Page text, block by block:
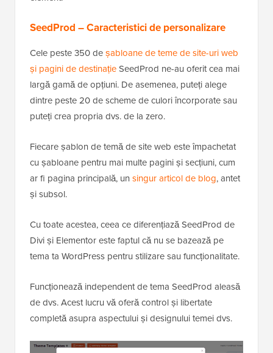
SeedProd – Caracteristici de personalizare
Cele peste 350 deșabloane de teme de site-uri web
și pagini de destinațieSeedProd ne-au oferit cea mai
largă gamă de opțiuni. De asemenea, puteți alege
dintre peste 20 de scheme de culori încorporate sau
puteți crea propria dvs. de la zero.
Fiecare șablon de temă de site web este împachetat
cu șabloane pentru mai multe pagini și secțiuni, cum
ar fi pagina principală, un singur articol de blog, antet
și subsol.
Cu toate acestea, ceea ce diferențiază SeedProd de
Divi și Elementor este faptul că nu se bazează pe
tema ta WordPress pentru stilizare sau funcționalitate.
Funcționează independent de tema SeedProd aleasă
de dvs. Acest lucru vă oferă control și libertate
completă asupra aspectului și designului temei dvs.